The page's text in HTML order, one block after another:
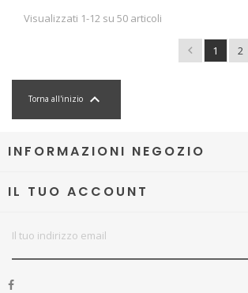
Visualizzati 1-12 su 50 articoli
 1 2
Torna all'inizio 
INFORMAZIONI NEGOZIO
IL TUO ACCOUNT